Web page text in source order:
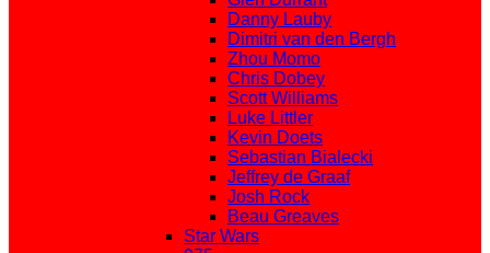
Danny Lauby
Dimitri van den Bergh
Zhou Momo
Chris Dobey
Scott Williams
Luke Littler
Kevin Doets
Sebastian Bialecki
Jeffrey de Graaf
Josh Rock
Beau Greaves
Star Wars